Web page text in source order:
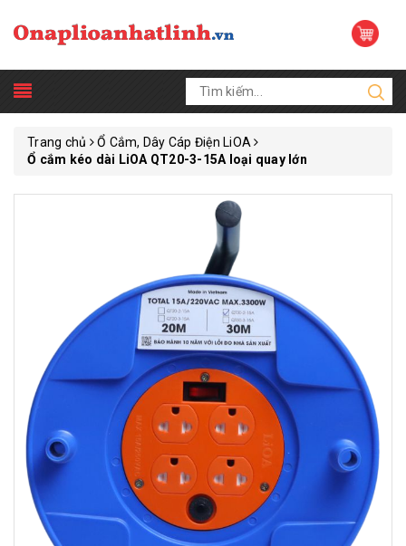
Trang chủ
Ổ Cắm, Dây Cáp Điện LiOA
Ổ cắm kéo dài LiOA QT20-3-15A loại quay lớn